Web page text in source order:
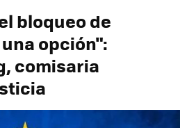
bloqueo de
opción":
comisaria